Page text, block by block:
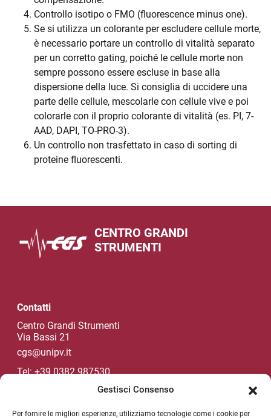
Gestisci Consenso
Per fornire le migliori esperienze, utilizziamo tecnologie come i cookie per
Controllo isotipo o FMO (fluorescence minus one).
Se si utilizza un colorante per escludere cellule morte,
è necessario portare un controllo di vitalità separato
per un corretto gating, poiché le cellule morte non
sempre possono essere escluse in base alla
dispersione della luce. Si consiglia di uccidere una
parte delle cellule, mescolarle con cellule vive e poi
colorarle con il proprio colorante di vitalità (es. PI, 7-
AAD, DAPI, TO-PRO-3).
Un controllo non trasfettato in caso di sorting di
proteine fluorescenti.
CENTRO GRANDI
STRUMENTI
Contatti
Centro Grandi Strumenti
Via Bassi 21
cgs@unipv.it
Tel: +39 0382 987530